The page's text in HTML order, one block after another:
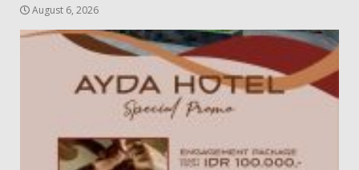
August 6, 2026